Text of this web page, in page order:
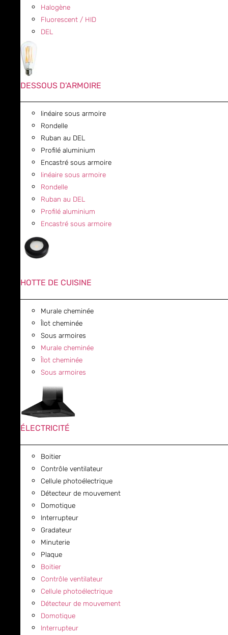
Halogène
Fluorescent / HID
DEL
DESSOUS D'ARMOIRE
linéaire sous armoire
Rondelle
Ruban au DEL
Profilé aluminium
Encastré sous armoire
linéaire sous armoire
Rondelle
Ruban au DEL
Profilé aluminium
Encastré sous armoire
HOTTE DE CUISINE
Murale cheminée
Îlot cheminée
Sous armoires
Murale cheminée
Îlot cheminée
Sous armoires
ÉLECTRICITÉ
Boitier
Contrôle ventilateur
Cellule photoélectrique
Détecteur de mouvement
Domotique
Interrupteur
Gradateur
Minuterie
Plaque
Boitier
Contrôle ventilateur
Cellule photoélectrique
Détecteur de mouvement
Domotique
Interrupteur